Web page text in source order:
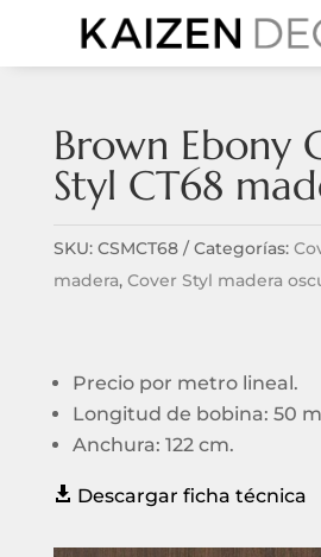
Brown Ebony
Styl CT68
SKU: CSMCT68 Categorías:
madera, Cover Styl madera
Precio por metro lineal.
Longitud de bobina: 50
Anchura: 122 cm.
 Descargar ficha técnica